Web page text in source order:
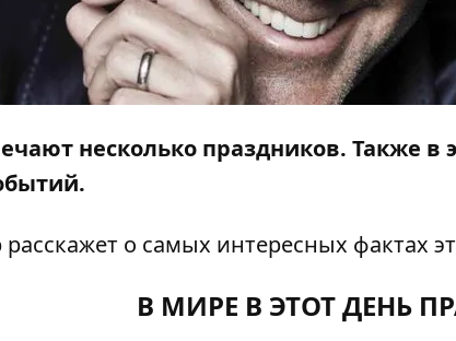
несколько праздников. Также в
расскажет о самых интересных фактах
В МИРЕ В ЭТОТ ДЕНЬ